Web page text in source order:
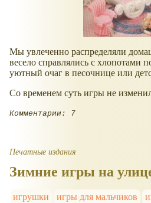
Мы увлеченно распределяли
весело справлялись с хлопотами
уютный очаг в песочнице или
Со временем суть игры не
Комментарии: 7
Печатные издания
Зимние игры на
игрушки игры для мальчиков